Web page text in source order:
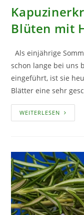
Blüten mit
Als einjährige
schon lange bei uns
eingeführt, ist sie
Blätter eine sehr
WEITERLESEN
–